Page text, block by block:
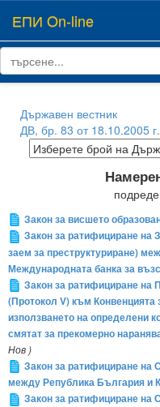
ЕПИ On-line
Държавен вестник
ДВ, бр. 83 от 18.10.2005 г.
Закон за висшето
Закон за ратифициране на
заем за преструктуриране)
Международната банка за
Закон за ратифициране на
(Протокол V) към Конвенцията
използването на определени
смятат за прекомерно
Нов )
Закон за ратифициране на
между Република България и
Закон за ратифициране на